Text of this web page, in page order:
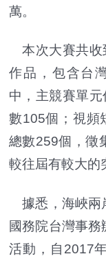
萬。
本次大賽共收
作品，包含台
中，主競賽單
數105個；視頻
總數259個，徵
較往屆有較大的
據悉，海峽兩
國務院台灣事
活動，自2017